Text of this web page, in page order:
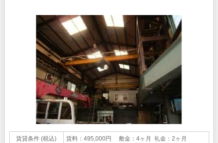
賃貸条件 (税込) 賃料：495,000円 敷金：4ヶ月 礼金：2ヶ月